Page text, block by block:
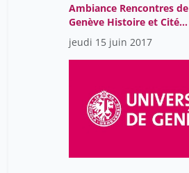
Ambiance Rencontres de
Genève Histoire et Cité
2017
jeudi 15 juin 2017